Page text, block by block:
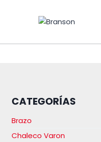
CATEGORÍAS
Brazo
Chaleco Varon